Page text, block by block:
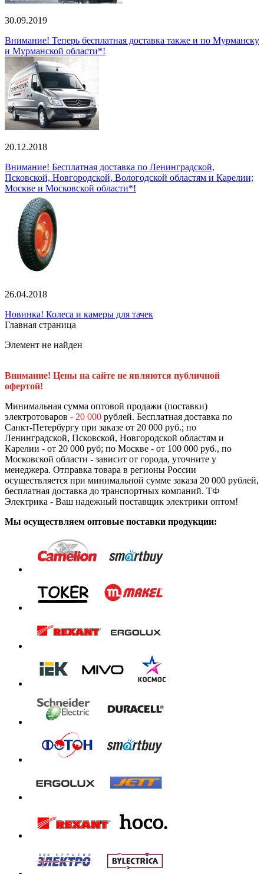
30.09.2019
Внимание! Теперь бесплатная доставка также и по Мурманску
и Мурманской области*!
20.12.2018
Внимание! Бесплатная доставка по Ленинградской,
Псковской, Новгородской, Вологодской областям и Карелии;
Москве и Московской области*!
26.04.2018
Новинка! Колеса и камеры для тачек
Главная страница
Элемент не найден
Внимание! Цены на сайте не являются публичной
офертой!
Минимальная сумма оптовой продажи (поставки)
электротоваров - 20 000 рублей. Бесплатная доставка по
Санкт-Петербургу при заказе от 20 000 руб.; по
Ленинградской, Псковской, Новгородской областям и
Карелии - от 20 000 руб; по Москве - от 100 000 руб., по
Московской области - зависит от города, уточните у
менеджера. Отправка товара в регионы России
осуществляется при минимальной сумме заказа 20 000 рублей,
бесплатная доставка до транспортных компаний. ТФ
Электрика - Ваш надежный поставщик электрики оптом!
Мы осуществляем оптовые поставки продукции: